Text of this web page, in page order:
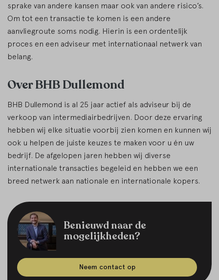
sprake van andere kansen maar ook van andere risico’s.
Om tot een transactie te komen is een andere
aanvliegroute soms nodig. Hierin is een ordentelijk
proces en een adviseur met internationaal netwerk van
belang.
Over BHB Dullemond
BHB Dullemond is al 25 jaar actief als adviseur bij de
verkoop van intermediairbedrijven. Door deze ervaring
hebben wij elke situatie voorbij zien komen en kunnen wij
ook u helpen de juiste keuzes te maken voor u én uw
bedrijf. De afgelopen jaren hebben wij diverse
internationale transacties begeleid en hebben we een
breed netwerk aan nationale en internationale kopers.
Benieuwd naar de
mogelijkheden?
Neem contact op